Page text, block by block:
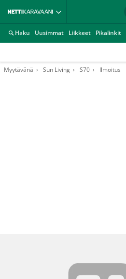
Haku Uusimmat Liikkeet Pikalinkit
Myytävänä Sun Living S70 Ilmoitus